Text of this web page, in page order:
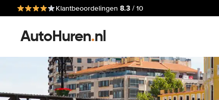
Klantbeoordelingen 8.3 / 10
AutoHuren.nl